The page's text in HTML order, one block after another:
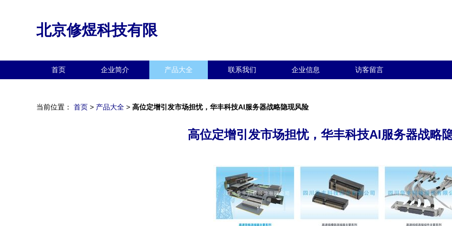
北京修煜科技有限
首页 企业简介 产品大全 联系我们 企业信息 访客留言
当前位置： 首页 > 产品大全 > 高位定增引发市场担忧，华丰科技AI服务器战略隐现风险
高位定增引发市场担忧，华丰科技AI服务器战略